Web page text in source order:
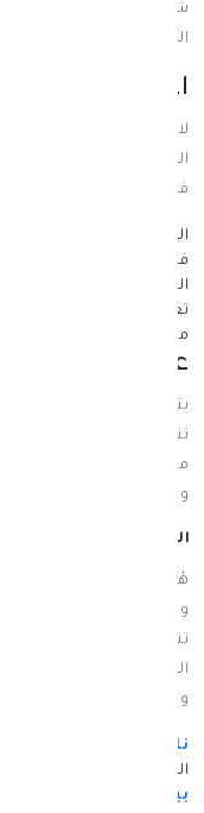
شعور بالتعب والإرهاق
الأخرى التي تشعر بها.
اعراض نقص
الجسم، ولكن تظهر
فيتامين ب12 في الجسم، وتتمثل هذه الأعراض فيما يلي:
الإصابة بالاكتئاب.
فقدان القدرة على التركيز.
الشعور بالتعب والإرهاق.
تغيرات في مزاج الفرد.
مواجهة بعض المشاكل
علاج نقص
ويُمكن توضيح هذه الطرق
المكملات الغذائية التي
ويتم استخدامها في
تناول الجرعات المحددة
الفيتامين في الجسم
ويُمكن توضيح أفضل هذه
ناتشرز باونتي ب 12 1000 ميكروجرام
القلب والحماية من
بيوريتانز برايد فيتامين ب 12 5000